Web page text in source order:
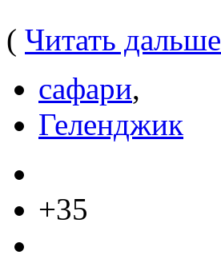
( Читать дальше
сафари,
Геленджик
+35